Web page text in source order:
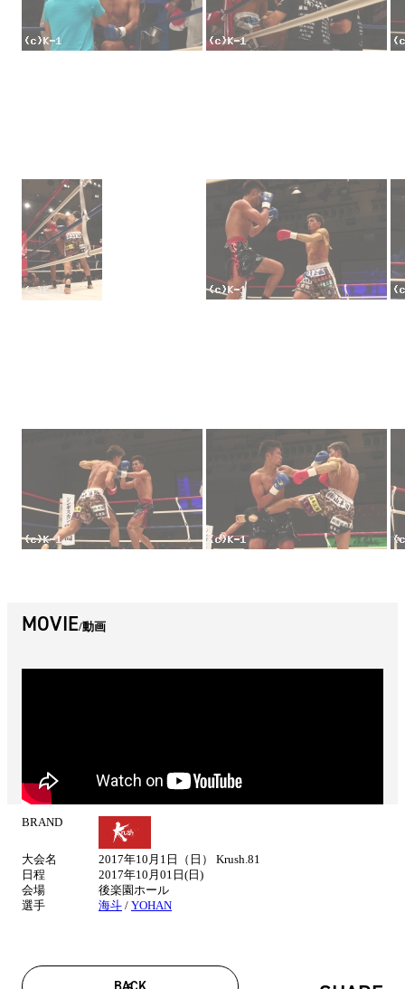
MOVIE 動画
BRAND
大会名
2017年10月1日（日） Krush.81
日程
2017年10月01日(日)
会場
後楽園ホール
選手
海斗 / YOHAN